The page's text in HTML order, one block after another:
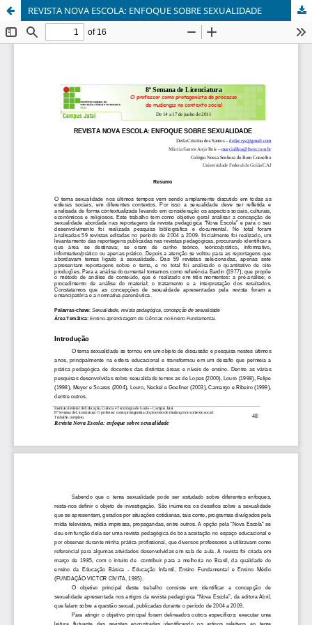
REVISTA NOVA ESCOLA: ENFOQUE SOBRE SEXUALIDADE